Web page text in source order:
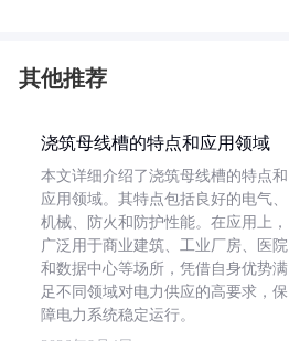
其他推荐
浇筑母线槽的特点和应用领域
本文详细介绍了浇筑母线槽的特点和
应用领域。其特点包括良好的电气、
机械、防火和防护性能。在应用上，
广泛用于商业建筑、工业厂房、医院
和数据中心等场所，凭借自身优势满
足不同领域对电力供应的高要求，保
障电力系统稳定运行。